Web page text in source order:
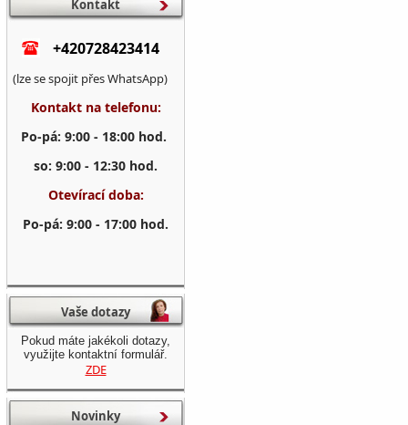
Kontakt
+420728423414
(lze se spojit přes WhatsApp)
Kontakt na telefonu:
Po-pá: 9:00 - 18:00 hod.
so: 9:00 - 12:30 hod.
Otevírací doba:
Po-pá: 9:00 - 17:00 hod.
Vaše dotazy
Pokud máte jakékoli dotazy,
využijte kontaktní formulář.
ZDE
Novinky